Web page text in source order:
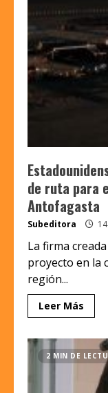
de ruta para
Antofagasta
Subeditora
La firma
proyecto en la
región...
Leer Más
2 MIN DE